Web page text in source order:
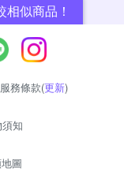
似商品！
務條款(更新)
知
圖